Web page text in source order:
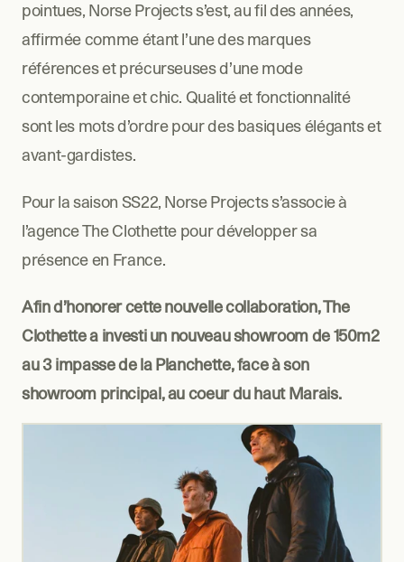
pointues, Norse Projects s’est, au fil des années,
affirmée comme étant l’une des marques
références et précurseuses d’une mode
contemporaine et chic. Qualité et fonctionnalité
sont les mots d’ordre pour des basiques élégants et
avant-gardistes.
Pour la saison SS22, Norse Projects s’associe à
l’agence The Clothette pour développer sa
présence en France.
Afin d’honorer cette nouvelle collaboration, The
Clothette a investi un nouveau showroom de 150m2
au 3 impasse de la Planchette, face à son
showroom principal, au coeur du haut Marais.